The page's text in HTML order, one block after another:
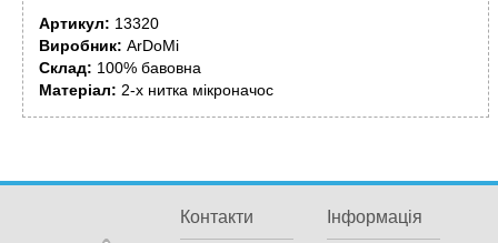
Артикул: 13320
Виробник: ArDoMi
Склад: 100% бавовна
Матеріал: 2-х нитка мікроначос
Контакти Інформація